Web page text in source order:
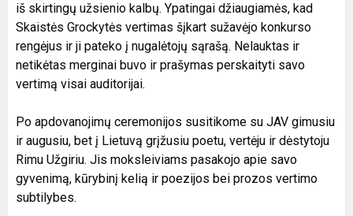
iš skirtingų užsienio kalbų. Ypatingai džiaugiamės, kad
Skaistės Grockytės vertimas šįkart sužavėjo konkurso
rengėjus ir ji pateko į nugalėtojų sąrašą. Nelauktas ir
netikėtas merginai buvo ir prašymas perskaityti savo
vertimą visai auditorijai.
Po apdovanojimų ceremonijos susitikome su JAV gimusiu
ir augusiu, bet į Lietuvą grįžusiu poetu, vertėju ir dėstytoju
Rimu Užgiriu. Jis moksleiviams pasakojo apie savo
gyvenimą, kūrybinį kelią ir poezijos bei prozos vertimo
subtilybes.